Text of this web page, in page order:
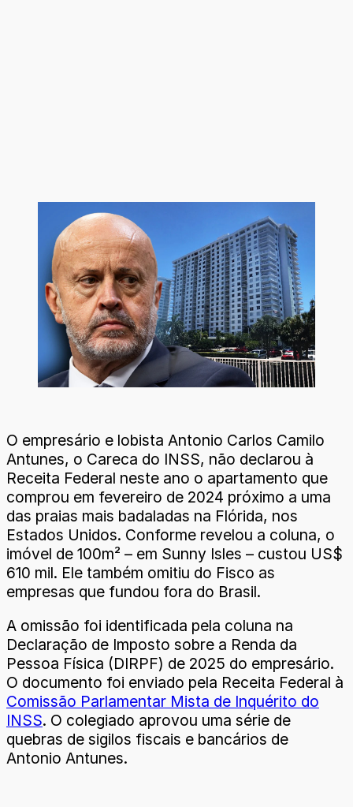
O empresário e lobista Antonio Carlos Camilo
Antunes, o Careca do INSS, não declarou à
Receita Federal neste ano o apartamento que
comprou em fevereiro de 2024 próximo a uma
das praias mais badaladas na Flórida, nos
Estados Unidos. Conforme revelou a coluna, o
imóvel de 100m² – em Sunny Isles – custou US$
610 mil. Ele também omitiu do Fisco as
empresas que fundou fora do Brasil.
A omissão foi identificada pela coluna na
Declaração de Imposto sobre a Renda da
Pessoa Física (DIRPF) de 2025 do empresário.
O documento foi enviado pela Receita Federal à
Comissão Parlamentar Mista de Inquérito do
INSS. O colegiado aprovou uma série de
quebras de sigilos fiscais e bancários de
Antonio Antunes.